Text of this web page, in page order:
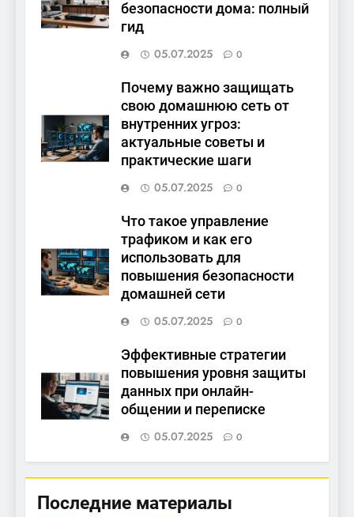
безопасности дома: полный
гид
05.07.2025
0
Почему важно защищать
свою домашнюю сеть от
внутренних угроз:
актуальные советы и
практические шаги
05.07.2025
0
Что такое управление
трафиком и как его
использовать для
повышения безопасности
домашней сети
05.07.2025
0
Эффективные стратегии
повышения уровня защиты
данных при онлайн-
общении и переписке
05.07.2025
0
Последние материалы